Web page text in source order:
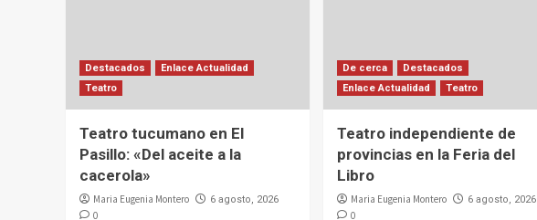
Destacados
Enlace Actualidad
Teatro
Teatro tucumano en El
Pasillo: «Del aceite a la
cacerola»
Maria Eugenia Montero 6 agosto, 2026
0
De cerca
Destacados
Enlace Actualidad
Teatro
Teatro independiente de
provincias en la Feria del
Libro
Maria Eugenia Montero 6 agosto, 2026
0